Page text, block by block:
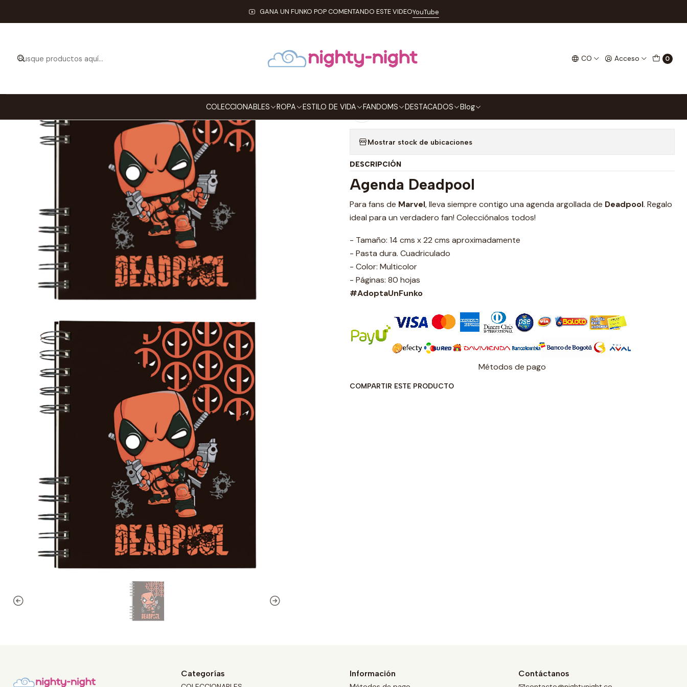
CO Acceso 0
COLECCIONABLES ROPA ESTILO DE VIDA FANDOMS DESTACADOS Blog
GANA UN FUNKO POP COMENTANDO ESTE VIDEOYouTube
Inicio ESTILO DE VIDA AGENDAS Agenda Deadpool Tipo Pop
Agenda Deadpool Tipo Pop
Agregar a la lista de favoritos
Mostrar stock de ubicaciones
DESCRIPCIÓN
Agenda Deadpool
Para fans de Marvel, lleva siempre contigo una agenda argollada de Deadpool. Regalo
ideal para un verdadero fan! Colecciónalos todos!
- Tamaño: 14 cms x 22 cms aproximadamente
- Pasta dura. Cuadriculado
- Color: Multicolor
- Páginas: 80 hojas
#AdoptaUnFunko
Métodos de pago
COMPARTIR ESTE PRODUCTO
Categorías Información Contáctanos